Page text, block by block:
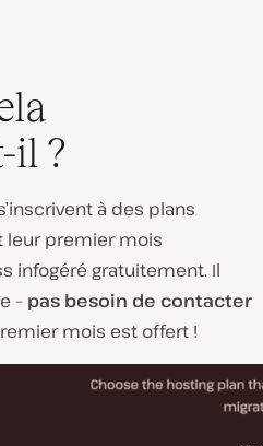
il ?
à des plans
leur premier mois
infogéré gratuitement. Il
– pas besoin de contacter
mois est offert !